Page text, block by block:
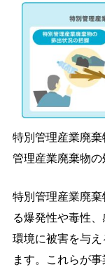
特別管理産業廃
管理産業廃棄物の
特別管理産業廃
る爆発性や毒性
環境に被害を与
ます。これらが